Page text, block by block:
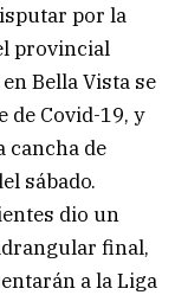
por la
provincial
Bella Vista se
Covid-19, y
cancha de
sábado.
dio un
final,
a la Liga